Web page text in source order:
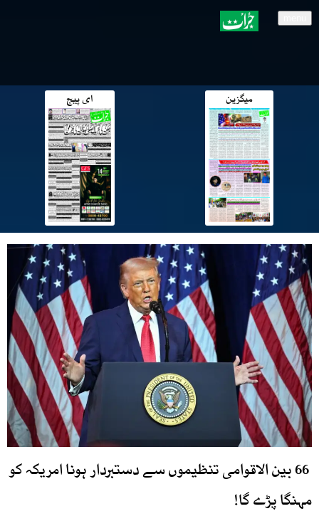
میگزین ای پیج
66 بین الاقوامی تنظیموں سے دستبردار ہونا امریکہ کو
مہنگا پڑے گا!